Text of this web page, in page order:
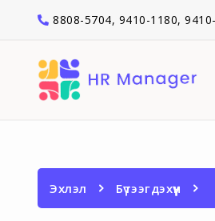
8808-5704, 9410-1180,
Эхлэл Бүтээгдэхүүн